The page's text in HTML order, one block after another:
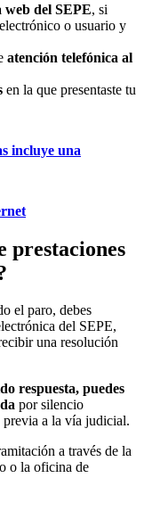
web del SEPE, si
o usuario y
atención telefónica al
en la que presentaste tu
incluye una
prestaciones
el paro, debes
del SEPE,
una resolución
respuesta, puedes
por silencio
previa a la vía judicial.
a través de la
o la oficina de